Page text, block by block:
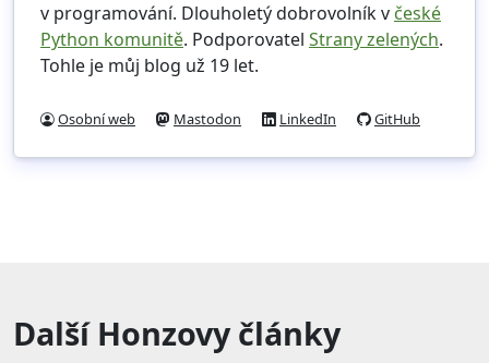
v programování. Dlouholetý dobrovolník v české
Python komunitě. Podporovatel Strany zelených.
Tohle je můj blog už 19 let.
Osobní web Mastodon LinkedIn GitHub
Další Honzovy články